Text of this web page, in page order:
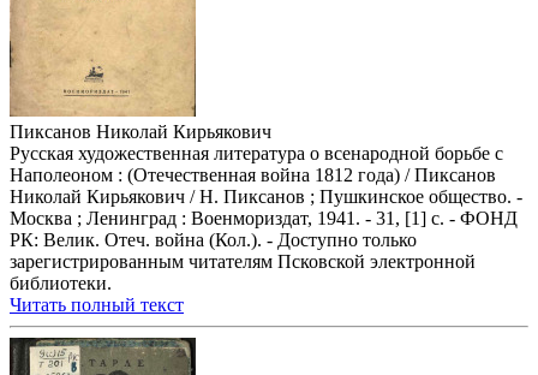
Пиксанов Николай Кирьякович
Русская художественная литература о всенародной борьбе с
Наполеоном : (Отечественная война 1812 года) / Пиксанов
Николай Кирьякович / Н. Пиксанов ; Пушкинское общество. -
Москва ; Ленинград : Военмориздат, 1941. - 31, [1] с. - ФОНД
РК: Велик. Отеч. война (Кол.). - Доступно только
зарегистрированным читателям Псковской электронной
библиотеки.
Читать полный текст